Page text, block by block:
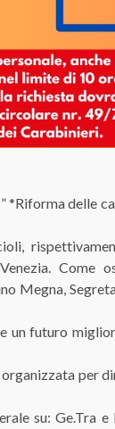
*Riforma delle
Come
Megna,
un futuro
organizzata per
su: Ge.Tra e